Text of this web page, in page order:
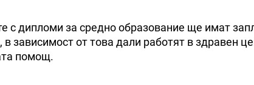
с дипломи за средно образование ще имат
в зависимост от това дали работят в здравен
помощ.